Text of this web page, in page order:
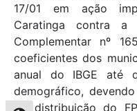
17/01 em ação
Caratinga contra a
Complementar nº
coeficientes dos
anual do IBGE até
demográfico,
de distribuição do